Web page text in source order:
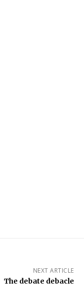
NEXT ARTICLE
The debate debacle